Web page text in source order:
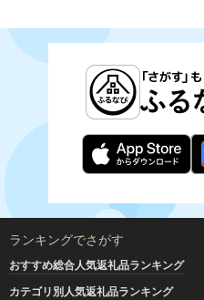
ランキングでさがす
おすすめ総合人気返礼品ランキング
カテゴリ別人気返礼品ランキング